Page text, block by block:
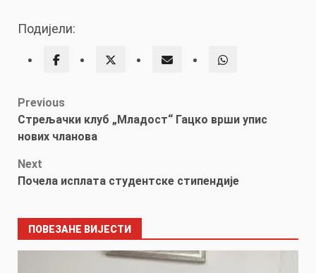
Подијели:
Post
navigation
Previous
Стрељачки клуб „Младост“ Гацко врши упис
нових чланова
Next
Почела исплата студентске стипендије
ПОВЕЗАНЕ ВИЈЕСТИ